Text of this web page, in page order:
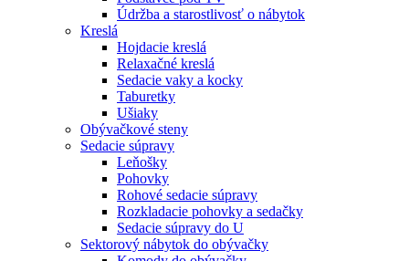
Údržba a starostlivosť o nábytok
Kreslá
Hojdacie kreslá
Relaxačné kreslá
Sedacie vaky a kocky
Taburetky
Ušiaky
Obývačkové steny
Sedacie súpravy
Leňošky
Pohovky
Rohové sedacie súpravy
Rozkladacie pohovky a sedačky
Sedacie súpravy do U
Sektorový nábytok do obývačky